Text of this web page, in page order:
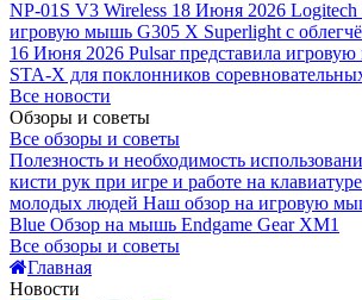
NP-01S V3 Wireless 18 Июня 2026 Logitech
игровую мышь G305 X Superlight с
16 Июня 2026 Pulsar представила
STA-X для поклонников
Все новости
Обзоры и советы
Все обзоры и советы
Полезность и необходимость
кисти рук при игре и работе на
молодых людей Наш обзор на игровую
Blue Обзор на мышь Endgame Gear XM1
Все обзоры и советы
Главная
Новости